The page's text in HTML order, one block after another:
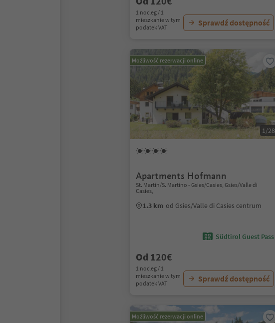
1 nocleg / 1
mieszkanie w tym
podatek VAT
Sprawdź dostępność
Możliwość rezerwacji online
1/28
Apartments Hofmann
St. Martin/S. Martino - Gsies/Casies, Gsies/Valle di
Casies,
1.3 km od Gsies/Valle di Casies centrum
Südtirol Guest Pass
Od 120€
1 nocleg / 1
mieszkanie w tym
podatek VAT
Sprawdź dostępność
Możliwość rezerwacji online